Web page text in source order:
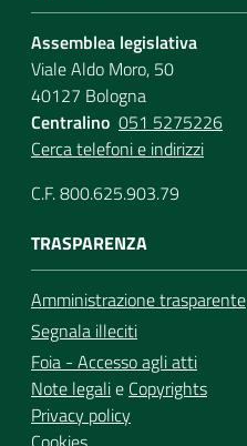
Assemblea legislativa
Viale Aldo Moro, 50
40127 Bologna
Centralino 051 5275226
Cerca telefoni e indirizzi
C.F. 800.625.903.79
TRASPARENZA
Amministrazione trasparente
Segnala illeciti
Foia - Accesso agli atti
Note legalie Copyrights
Privacy policy